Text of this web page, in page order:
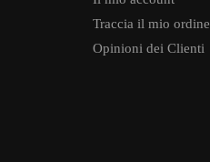
Traccia il mio ordine
Opinioni dei Clienti